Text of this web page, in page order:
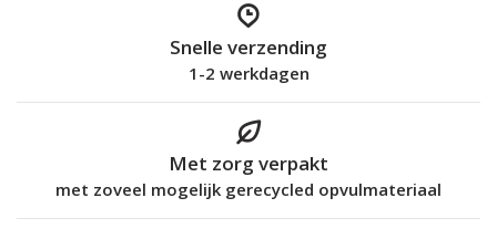
Snelle verzending
1-2 werkdagen
Met zorg verpakt
met zoveel mogelijk gerecycled opvulmateriaal